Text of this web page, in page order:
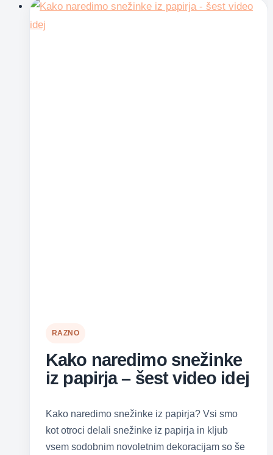
RAZNO
Kako naredimo snežinke
iz papirja – šest video idej
Kako naredimo snežinke iz papirja? Vsi smo
kot otroci delali snežinke iz papirja in kljub
vsem sodobnim novoletnim dekoracijam so še